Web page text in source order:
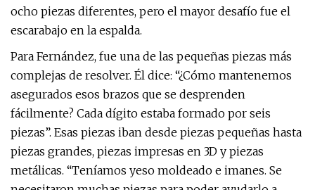
ocho piezas diferentes, pero el mayor desafío fue el
escarabajo en la espalda.
Para Fernández, fue una de las pequeñas piezas más
complejas de resolver. Él dice: “¿Cómo mantenemos
asegurados esos brazos que se desprenden
fácilmente? Cada dígito estaba formado por seis
piezas”. Esas piezas iban desde piezas pequeñas hasta
piezas grandes, piezas impresas en 3D y piezas
metálicas. “Teníamos yeso moldeado e imanes. Se